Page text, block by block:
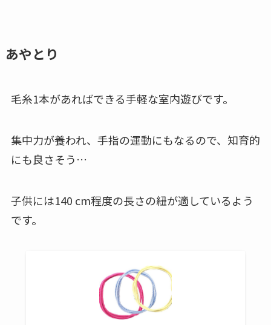
あやとり
毛糸1本があればできる手軽な室内遊びです。
集中力が養われ、手指の運動にもなるので、知育的
にも良さそう…
子供には140 cm程度の長さの紐が適しているよう
です。